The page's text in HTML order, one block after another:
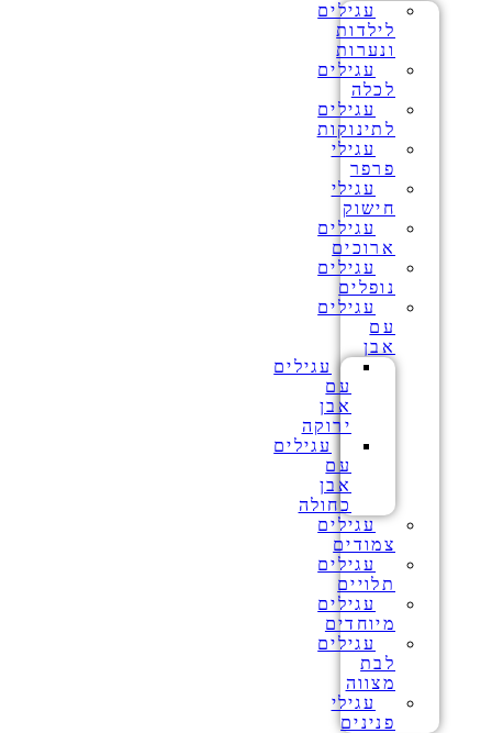
עגילים
לילדות
ונערות
עגילים
לכלה
עגילים
לתינוקות
עגילי
פרפר
עגילי
חישוק
עגילים
ארוכים
עגילים
נופלים
עגילים
עם
אבן
עגילים
עם
אבן
ירוקה
עגילים
עם
אבן
כחולה
עגילים
צמודים
עגילים
תלויים
עגילים
מיוחדים
עגילים
לבת
מצווה
עגילי
פנינים